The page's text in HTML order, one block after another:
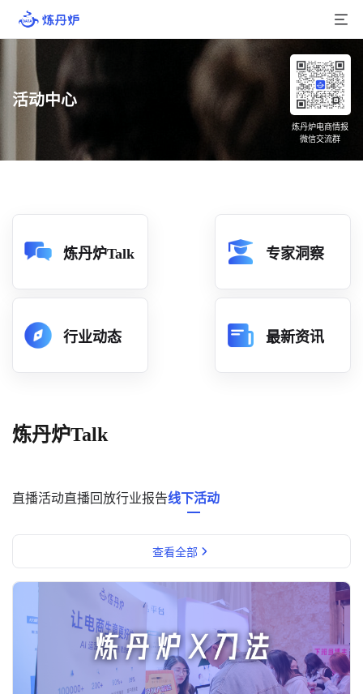
产品介绍
品牌数据
店铺数据
分析
数据中心
消费者说
解决方案
金融市场解决方案
电商解决方案
资源中心
新闻中心
活动中心
炼丹炉电商情报
微信交流群
炼丹炉Talk 专家洞察
行业动态 最新资讯
炼丹炉Talk
直播活动直播回放行业报告线下活动
查看全部